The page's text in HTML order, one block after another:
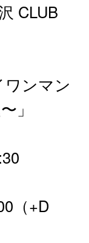
CLUB
ワンマン
」
（+D